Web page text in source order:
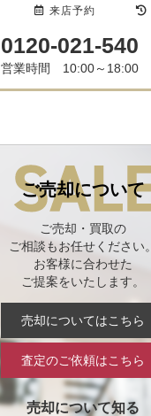
0120-021-540
営業時間 10:00～18:00
ご売却について
ご売却・買取の
ご相談もお任せください。
お客様に合わせた
ご提案をいたします。
売却についてはこちら
査定のご依頼はこちら
売却について知る
来店予約